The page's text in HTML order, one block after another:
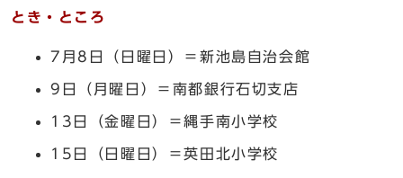
とき・ところ
7月8日（日曜日）＝新池島自治会館
9日（月曜日）＝南都銀行石切支店
13日（金曜日）＝縄手南小学校
15日（日曜日）＝英田北小学校